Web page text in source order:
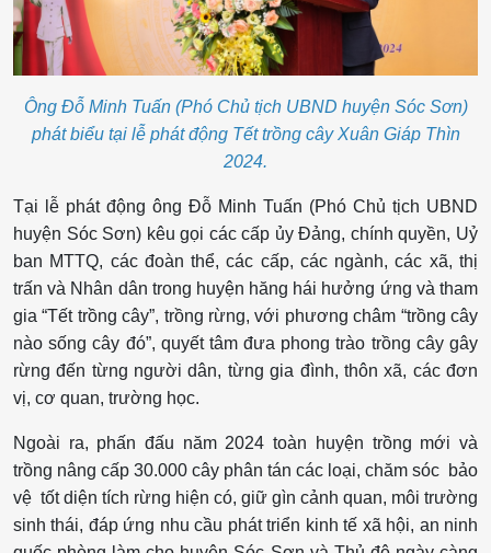
Ông Đỗ Minh Tuấn (Phó Chủ tịch UBND huyện Sóc Sơn)
phát biểu tại lễ phát động Tết trồng cây Xuân Giáp Thìn
2024.
Tại lễ phát động ông Đỗ Minh Tuấn (Phó Chủ tịch UBND
huyện Sóc Sơn) kêu gọi các cấp ủy Đảng, chính quyền, Uỷ
ban MTTQ, các đoàn thể, các cấp, các ngành, các xã, thị
trấn và Nhân dân trong huyện hăng hái hưởng ứng và tham
gia “Tết trồng cây”, trồng rừng, với phương châm “trồng cây
nào sống cây đó”, quyết tâm đưa phong trào trồng cây gây
rừng đến từng người dân, từng gia đình, thôn xã, các đơn
vị, cơ quan, trường học.
Ngoài ra, phấn đấu năm 2024 toàn huyện trồng mới và
trồng nâng cấp 30.000 cây phân tán các loại, chăm sóc bảo
vệ tốt diện tích rừng hiện có, giữ gìn cảnh quan, môi trường
sinh thái, đáp ứng nhu cầu phát triển kinh tế xã hội, an ninh